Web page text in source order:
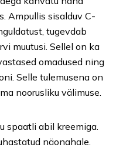
Ampullis sisalduv C-
tugevdab
muutusi. Sellel on ka
omadused ning
Selle tulemusena on
noorusliku välimuse.
spaatli abil kreemiga.
näonahale.